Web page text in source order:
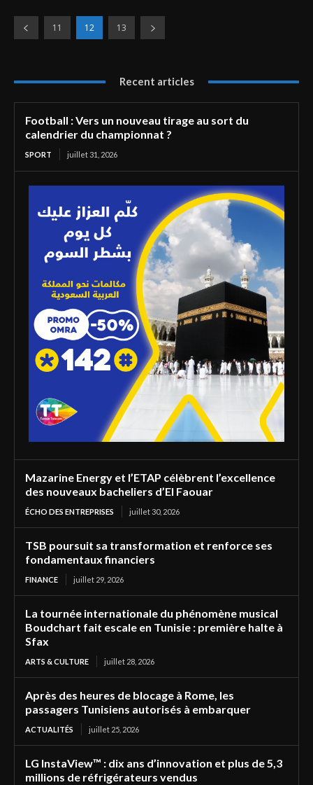
11 12 13
Recent articles
Football : Vers un nouveau tirage au sort du
calendrier du championnat ?
SPORT juillet 31, 2026
Mazarine Energy et l’ETAP célèbrent l’excellence
des nouveaux bacheliers d’El Faouar
ÉCHO DES ENTREPRISES juillet 30, 2026
TSB poursuit sa transformation et renforce ses
fondamentaux financiers
FINANCE juillet 29, 2026
La tournée internationale du phénomène musical
Boudchart fait escale en Tunisie : première halte à
Sfax
ARTS & CULTURE juillet 28, 2026
Après des heures de blocage à Rome, les
passagers Tunisiens autorisés à embarquer
ACTUALITÉS juillet 25, 2026
LG InstaView™ : dix ans d’innovation et plus de 5,3
millions de réfrigérateurs vendus